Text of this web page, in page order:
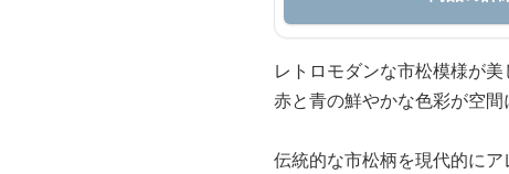
レトロモダンな市松模様が
赤と青の鮮やかな色彩が空
伝統的な市松柄を現代的に